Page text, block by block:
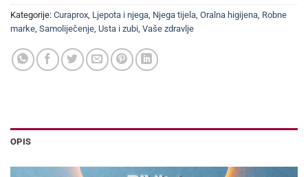
Kategorije: Curaprox Ljepota i njega Njega tijela Oralna higijena Robne
marke Samoliječenje Usta i zubi Vaše zdravlje
OPIS